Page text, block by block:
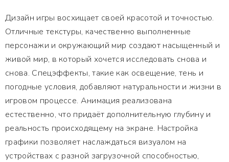
Дизайн игры восхищает своей красотой и точностью.
Отличные текстуры, качественно выполненные
персонажи и окружающий мир создают насыщенный и
живой мир, в который хочется исследовать снова и
снова. Спецэффекты, такие как освещение, тень и
погодные условия, добавляют натуральности и жизни в
игровом процессе. Анимация реализована
естественно, что придаёт дополнительную глубину и
реальность происходящему на экране. Настройка
графики позволяет наслаждаться визуалом на
устройствах с разной загрузочной способностью,